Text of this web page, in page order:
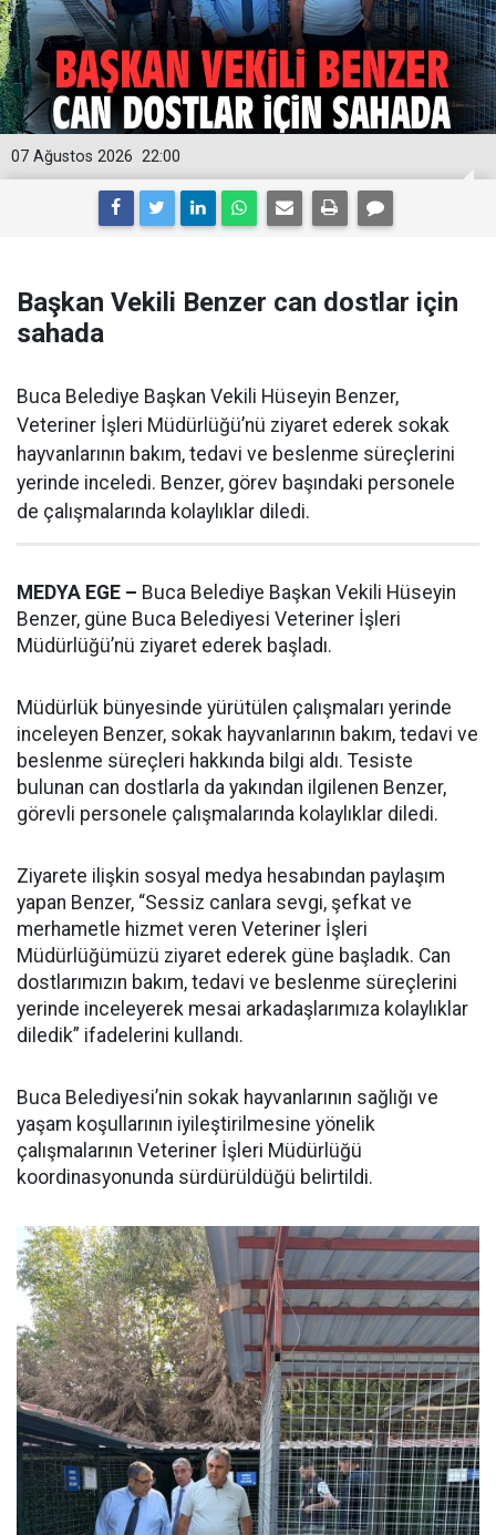
22:00
07 Ağustos 2026
Başkan Vekili Benzer can dostlar için
sahada
Buca Belediye Başkan Vekili Hüseyin Benzer,
Veteriner İşleri Müdürlüğü’nü ziyaret ederek sokak
hayvanlarının bakım, tedavi ve beslenme süreçlerini
yerinde inceledi. Benzer, görev başındaki personele
de çalışmalarında kolaylıklar diledi.
MEDYA EGE – Buca Belediye Başkan Vekili Hüseyin
Benzer, güne Buca Belediyesi Veteriner İşleri
Müdürlüğü’nü ziyaret ederek başladı.
Müdürlük bünyesinde yürütülen çalışmaları yerinde
inceleyen Benzer, sokak hayvanlarının bakım, tedavi ve
beslenme süreçleri hakkında bilgi aldı. Tesiste
bulunan can dostlarla da yakından ilgilenen Benzer,
görevli personele çalışmalarında kolaylıklar diledi.
Ziyarete ilişkin sosyal medya hesabından paylaşım
yapan Benzer, “Sessiz canlara sevgi, şefkat ve
merhametle hizmet veren Veteriner İşleri
Müdürlüğümüzü ziyaret ederek güne başladık. Can
dostlarımızın bakım, tedavi ve beslenme süreçlerini
yerinde inceleyerek mesai arkadaşlarımıza kolaylıklar
diledik” ifadelerini kullandı.
Buca Belediyesi’nin sokak hayvanlarının sağlığı ve
yaşam koşullarının iyileştirilmesine yönelik
çalışmalarının Veteriner İşleri Müdürlüğü
koordinasyonunda sürdürüldüğü belirtildi.